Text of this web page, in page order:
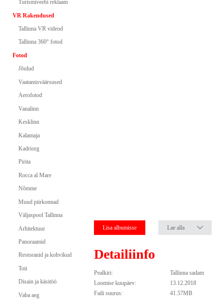
Turismiveebi reklaam
VR Rakendused
Tallinna VR videod
Tallinna 360° fotod
Fotod
Jõulud
Vaatamisväärsused
Aerofotod
Vanalinn
Kesklinn
Kalamaja
Kadriorg
Pirita
Rocca al Mare
Nõmme
Muud piirkonnad
Väljaspool Tallinna
Arhitektuur
Panoraamid
Restoranid ja kohvikud
Toit
Disain ja käsitöö
Vaba aeg
Lisa albumisse Lae alla
Detailiinfo
Pealkiri:
Tallinna sadam
Loomise kuupäev:
13.12.2018
Faili suurus:
41.57MB